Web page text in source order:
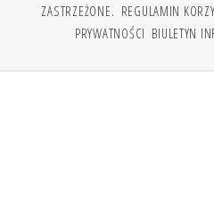
ZASTRZEŻONE. REGULAMIN
PRYWATNOŚCI BIULETYN